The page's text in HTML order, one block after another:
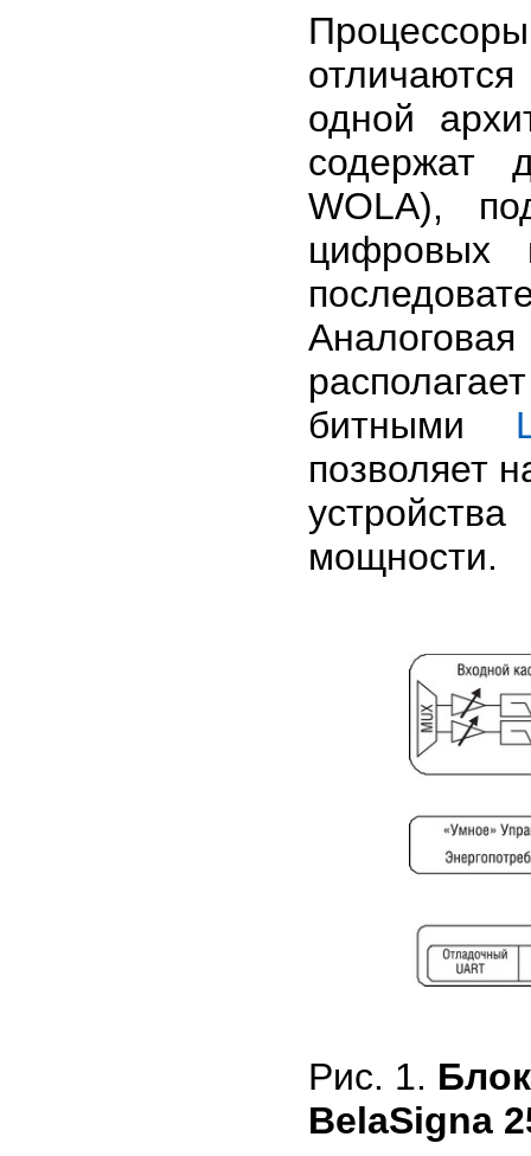
одной
содержат
WOLA),
цифровых
битными
позволяет
мощности.
Рис. 1.
BelaSigna